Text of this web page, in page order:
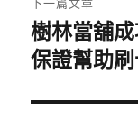
下
一
文
樹林當舖
保證幫助